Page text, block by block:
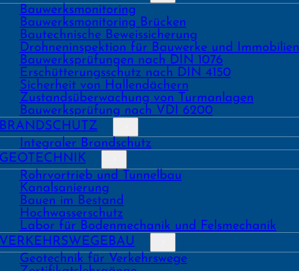
Bauwerks­monitoring
Bauwerks­monitoring Brücken
Bau­tech­nische Beweis­sicherung
Drohnen­inspektion für Bauwerke und Immobilien
Bau­werks­prüfungen nach DIN 1076
Erschüt­terungs­schutz nach DIN 4150
Sicher­heit von Hallen­dächern
Zustands­überwachung von Turm­anlagen
Bauwerks­prüfung nach VDI 6200
Integraler Brandschutz
Rohrvortrieb und Tunnelbau
Kanal­sanierung
Bauen im Bestand
Hochwasser­schutz
Labor für Boden­mechanik und Fels­mechanik
Geo­technik für Verkehrs­wege